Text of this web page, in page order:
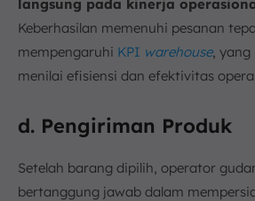
langsung pada kinerja
Keberhasilan memenuhi pesanan
mempengaruhi KPI warehouse,
menilai efisiensi dan efektivitas
d. Pengiriman Produk
Setelah barang dipilih, operator
bertanggung jawab dalam